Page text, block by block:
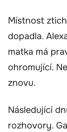
Místnost
dopadla.
matka má
ohromující.
znovu.
Následující
rozhovory.